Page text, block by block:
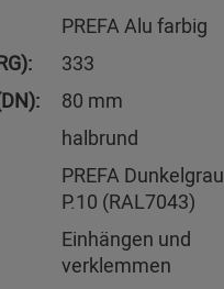
PREFA Alu farbig
333
80 mm
halbrund
PREFA Dunkelgrau
P.10 (RAL7043)
Einhängen und
verklemmen